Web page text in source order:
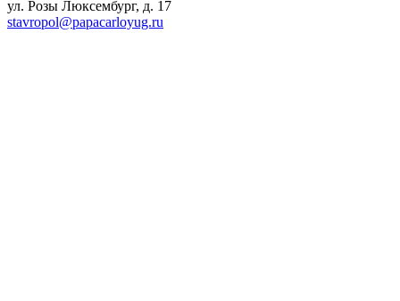
ул. Розы Люксембург, д. 17
stavropol@papacarloyug.ru